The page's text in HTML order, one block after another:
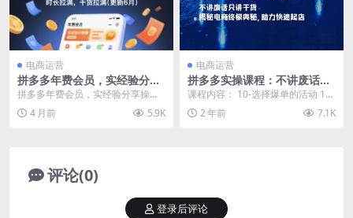
电商运营
拼多多年费会员，实经验分享
操，时长拉满，干货拉满(更新
拼多多年费会员，实经验分享操，
时长拉满，干货拉满(更新26年4月1
5日) #4月...
4 月前 5.9K
电商运营
拼多多实操课程：不讲废话只
讲干货, 揭秘电商终极奥秘,助
课程内容： 10-选择爆单的活动 11-
平台规则牢记于心 12-神操作-杂交
1... 2 年前 7.1K
评论(0)
登录后评论